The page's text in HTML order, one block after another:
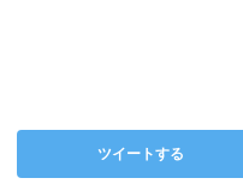
ツイートする